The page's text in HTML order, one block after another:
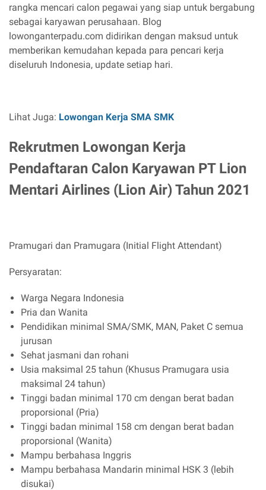
rangka mencari calon pegawai yang siap untuk bergabung
sebagai karyawan perusahaan. Blog
lowonganterpadu.com didirikan dengan maksud untuk
memberikan kemudahan kepada para pencari kerja
diseluruh Indonesia, update setiap hari.
Lihat Juga: Lowongan Kerja SMA SMK
Rekrutmen Lowongan Kerja
Pendaftaran Calon Karyawan PT Lion
Mentari Airlines (Lion Air) Tahun 2021
Pramugari dan Pramugara (Initial Flight Attendant)
Persyaratan:
Warga Negara Indonesia
Pria dan Wanita
Pendidikan minimal SMA/SMK, MAN, Paket C semua
jurusan
Sehat jasmani dan rohani
Usia maksimal 25 tahun (Khusus Pramugara usia
maksimal 24 tahun)
Tinggi badan minimal 170 cm dengan berat badan
proporsional (Pria)
Tinggi badan minimal 158 cm dengan berat badan
proporsional (Wanita)
Mampu berbahasa Inggris
Mampu berbahasa Mandarin minimal HSK 3 (lebih
disukai)